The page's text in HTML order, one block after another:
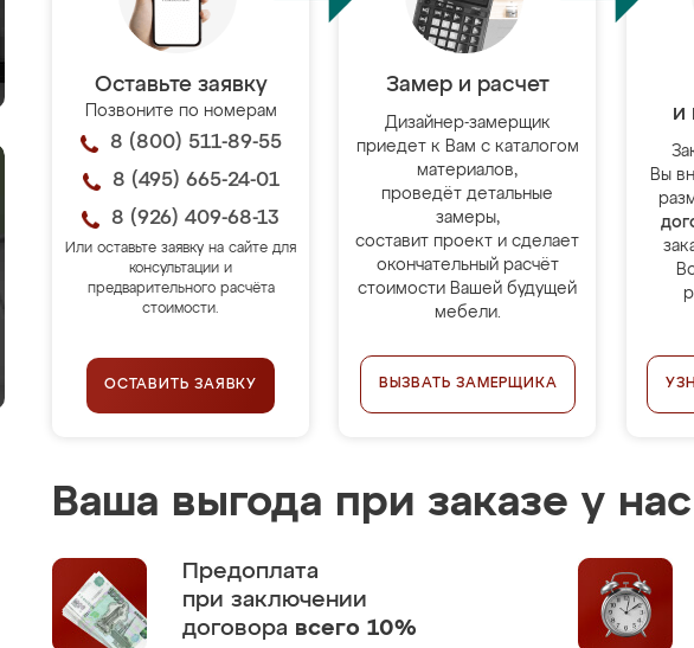
Оставьте заявку
Позвоните по номерам
8 (800) 511-89-55
8 (495) 665-24-01
8 (926) 409-68-13
Или оставьте заявку на сайте для
консультации и
предварительного расчёта
стоимости.
ОСТАВИТЬ ЗАЯВКУ
Замер и расчет
Дизайнер-замерщик
приедет к Вам с каталогом
материалов,
проведёт детальные
замеры,
составит проект и сделает
окончательный расчёт
стоимости Вашей будущей
мебели.
ВЫЗВАТЬ ЗАМЕРЩИКА
и
Вы
Ваша выгода при заказе у нас
Предоплата
при заключении
договора всего 10%